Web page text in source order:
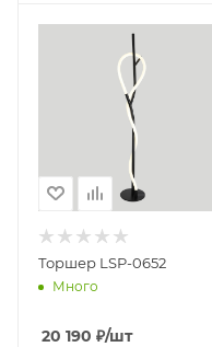
Торшер LSP-0652
Много
20 190 ₽/шт